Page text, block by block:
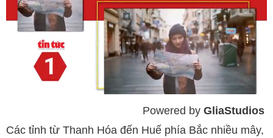
Powered by GliaStudios
Các tỉnh từ Thanh Hóa đến Huế phía Bắc nhiều mây,